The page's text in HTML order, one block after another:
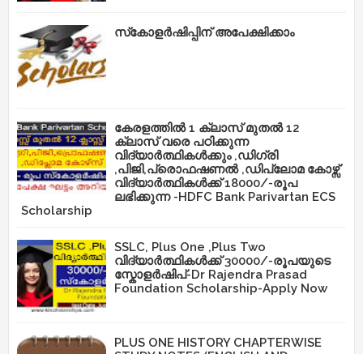
സ്‌കോളർഷിപ്പിന് അപേക്ഷിക്കാം
കേരളത്തിൽ 1 ക്ലാസ് മുതൽ 12
ക്ലാസ് വരെ പഠിക്കുന്ന
വിദ്യാർത്ഥികൾക്കും ,ഡിഗ്രി
,പിജി,പ്രൊഫഷണൽ ,ഡിപ്ലോമ കോഴ്സ്
വിദ്യാർത്ഥികൾക്ക് 18000/-രൂപ
ലഭിക്കുന്ന -HDFC Bank Parivartan ECS
Scholarship
SSLC, Plus One ,Plus Two
വിദ്യാർത്ഥികൾക്ക് 30000/-രൂപയുടെ
സ്കോളർഷിപ്-Dr Rajendra Prasad
Foundation Scholarship-Apply Now
PLUS ONE HISTORY CHAPTERWISE